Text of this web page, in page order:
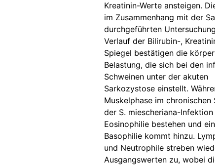
Kreatinin-Werte ansteigen. Die
im Zusammenhang mit der
durchgeführten
Verlauf der Bilirubin-,
Spiegel bestätigen die
Belastung, die sich bei den
Schweinen unter der akuten
Sarkozystose einstellt.
Muskelphase im chronischen
der S. miescheriana-Infektion
Eosinophilie bestehen und eine
Basophilie kommt hinzu.
und Neutrophile streben
Ausgangswerten zu, wobei